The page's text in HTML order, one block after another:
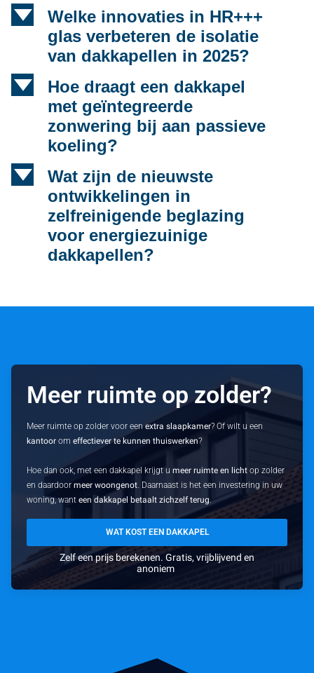
d
Welke innovaties in HR+++
glas verbeteren de isolatie
van dakkapellen in 2025?
d
Hoe draagt een dakkapel
met geïntegreerde
zonwering bij aan passieve
koeling?
d
Wat zijn de nieuwste
ontwikkelingen in
zelfreinigende beglazing
voor energiezuinige
dakkapellen?
Meer ruimte op zolder?
Meer ruimte op zolder voor eenextra slaapkamer? Of wilt u een
kantoor omeffectiever te kunnen thuiswerken?
Hoe dan ook, met een dakkapel krijgt umeer ruimte en licht op zolder
en daardoormeer woongenot. Daarnaast is het een investering in uw
woning, wanteen dakkapel betaalt zichzelf terug.
WAT KOST EEN DAKKAPEL
Zelf een prijs berekenen. Gratis, vrijblijvend en
anoniem